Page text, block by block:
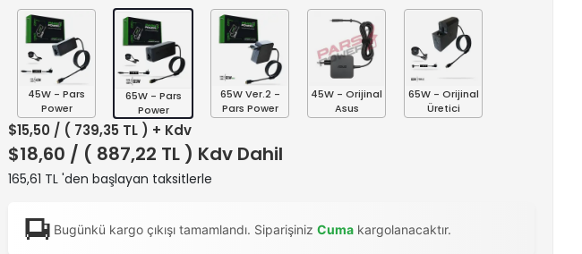
45W - Pars
Power
65W - Pars
Power
65W Ver.2 -
Pars Power
45W - Orijinal
Asus
65W - Orijinal
Üretici
$15,50 / ( 739,35 TL ) + Kdv
$18,60 / ( 887,22 TL ) Kdv Dahil
165,61 TL 'den başlayan taksitlerle
Bugünkü kargo çıkışı tamamlandı. Siparişiniz Cuma kargolanacaktır.